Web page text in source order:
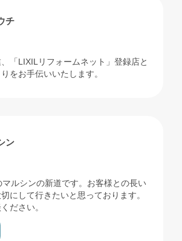
ムチ
「LIXILリフォームネット」登録店と
をお手伝いいたします。
ン
ルシンの新道です。お客様との長い
にして行きたいと思っております。
ださい。